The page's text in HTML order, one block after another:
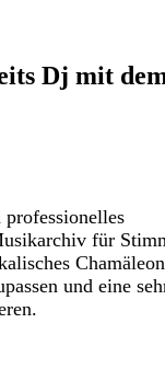
Dj mit
für
und eine